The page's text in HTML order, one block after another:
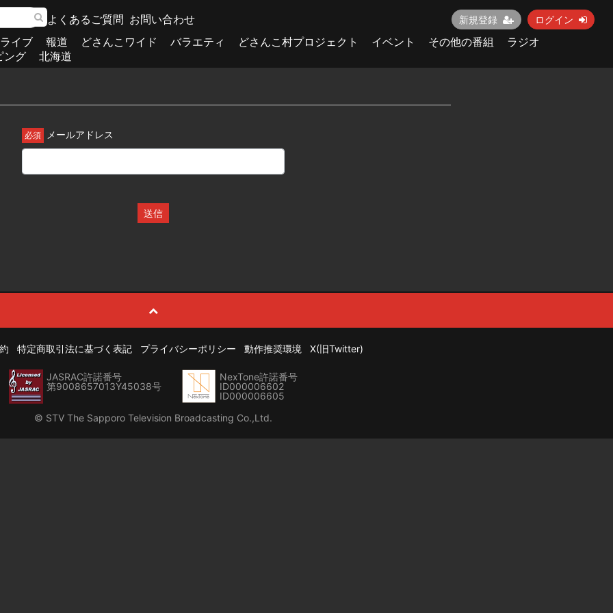
よくあるご質問 お問い合わせ 新規登録 ログイン
イブ 報道 どさんこワイド バラエティ どさんこ村プロジェクト イベント その他の番組
ラジオ
ング
北海道
メールアドレス
送信
特定商取引法に基づく表記 プライバシーポリシー 動作推奨環境 X(旧Twitter)
JASRAC許諾番号
第9008657013Y45038号
NexTone許諾番号
ID000006602
ID000006605
© STV The Sapporo Television Broadcasting Co.,Ltd.